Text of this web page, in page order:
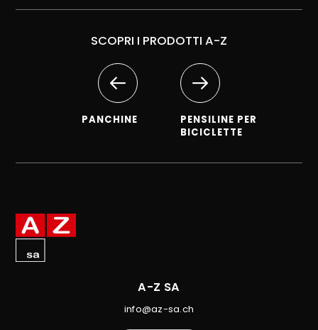
SCOPRI I PRODOTTI A-Z
PANCHINE
PENSILINE PER
BICICLETTE
A-Z SA
info@az-sa.ch